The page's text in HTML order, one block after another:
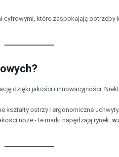
które zaspokajają
dzięki jakości i innowacyjności.
kształty ostrzy i ergonomiczne uchwyty.
noże - te marki napędzają rynek.